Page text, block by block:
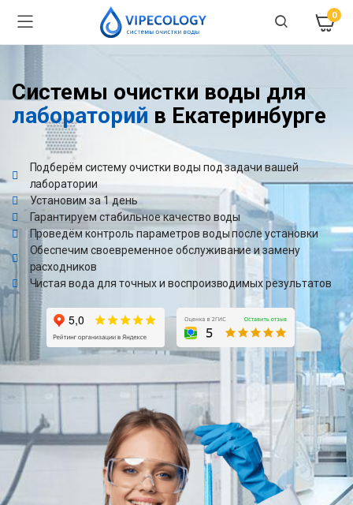
0
Системы очистки воды для
лабораторий в Екатеринбурге
Подберём систему очистки воды под задачи вашей
лаборатории
Установим за 1 день
Гарантируем стабильное качество воды
Проведём контроль параметров воды после установки
Обеспечим своевременное обслуживание и замену
расходников
Чистая вода для точных и воспроизводимых результатов